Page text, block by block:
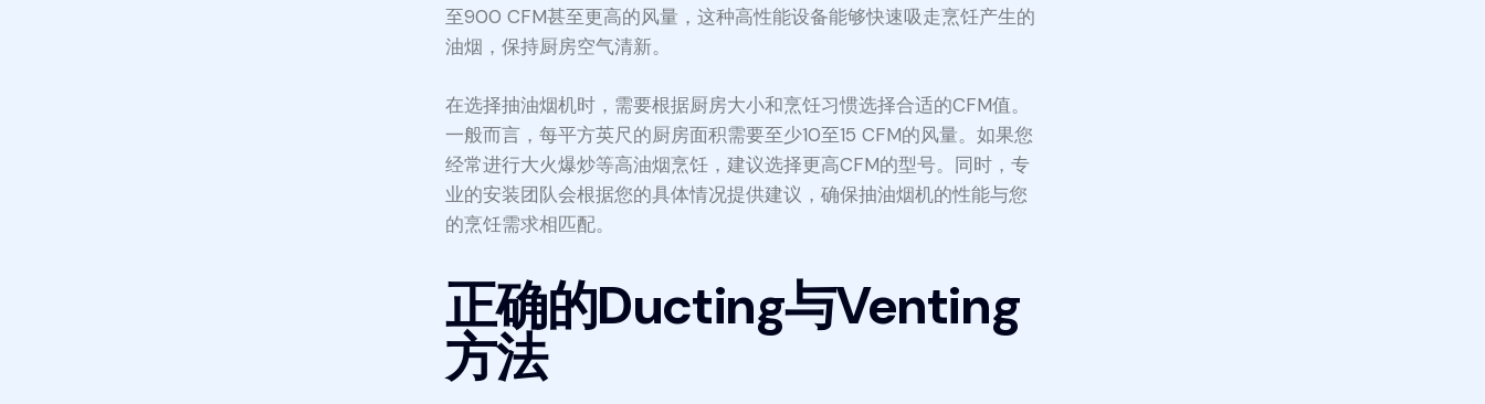
至900 CFM甚至更高的风量，这种高性能设备能够快速吸走烹饪产生的
油烟，保持厨房空气清新。
在选择抽油烟机时，需要根据厨房大小和烹饪习惯选择合适的CFM值。
一般而言，每平方英尺的厨房面积需要至少10至15 CFM的风量。如果您
经常进行大火爆炒等高油烟烹饪，建议选择更高CFM的型号。同时，专
业的安装团队会根据您的具体情况提供建议，确保抽油烟机的性能与您
的烹饪需求相匹配。
正确的Ducting与Venting
方法